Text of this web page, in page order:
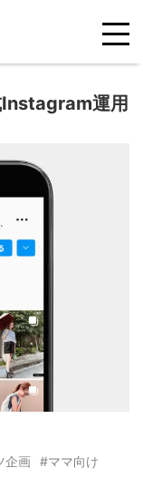
運用
企画 #ママ向け